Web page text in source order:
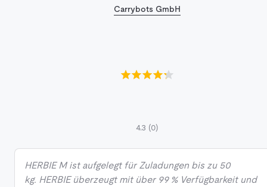
Carrybots GmbH
4.3 (0)
HERBIE M ist aufgelegt für Zuladungen bis zu 50
kg. HERBIE überzeugt mit über 99 % Verfügbarkeit und